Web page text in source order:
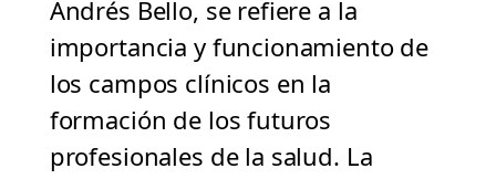
Andrés Bello, se refiere a la
importancia y funcionamiento de
los campos clínicos en la
formación de los futuros
profesionales de la salud. La